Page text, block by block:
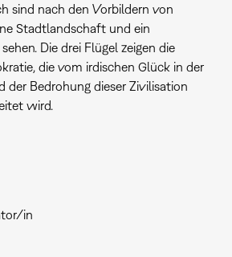
sind nach den Vorbildern von
Stadtlandschaft und ein
Die drei Flügel zeigen die
die vom irdischen Glück in der
der Bedrohung dieser Zivilisation
wird.
in